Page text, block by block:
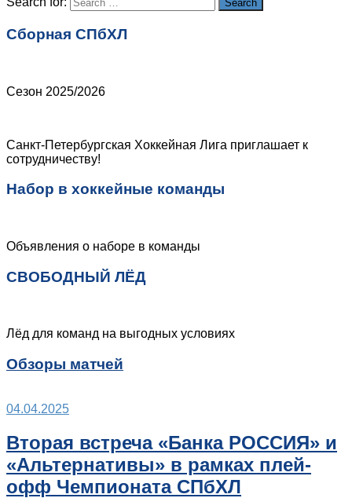
Search
Сборная СПбХЛ
Сезон 2025/2026
Санкт-Петербургская Хоккейная Лига приглашает к
сотрудничеству!
Набор в хоккейные команды
Объявления о наборе в команды
СВОБОДНЫЙ ЛЁД
Лёд для команд на выгодных условиях
Обзоры матчей
04.04.2025
Вторая встреча «Банка РОССИЯ» и
«Альтернативы» в рамках плей-
офф Чемпионата СПбХЛ